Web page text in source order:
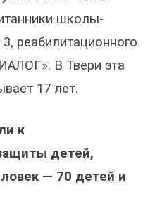
школы-
реабилитационного
В Твери эта
17 лет.
к
детей,
— 70 детей и